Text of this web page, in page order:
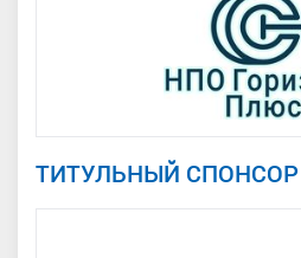
ТИТУЛЬНЫЙ СПОНСОР